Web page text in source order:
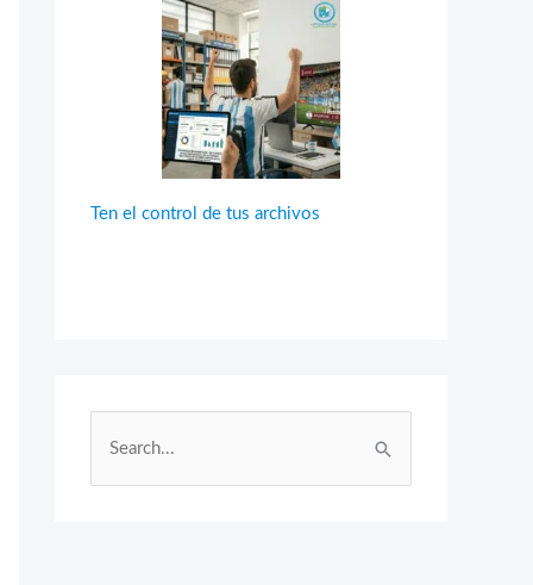
Ten el control de tus archivos